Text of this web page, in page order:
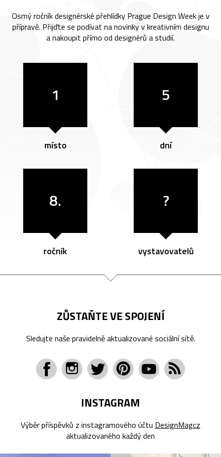
Osmý ročník designérské přehlídky Prague Design Week je v
přípravě. Přijďte se podívat na novinky v kreativním designu
a nakoupit přímo od designérů a studií.
1
místo
5
dní
8.
ročník
?
vystavovatelů
ZŮSTAŇTE VE SPOJENÍ
Sledujte naše pravidelně aktualizované sociální sítě.
INSTAGRAM
Výběr příspěvků z instagramového účtu DesignMagcz
aktualizovaného každý den